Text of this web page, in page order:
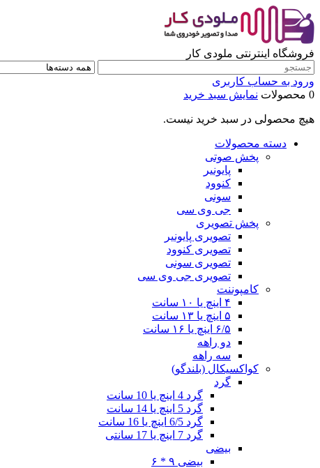
فروشگاه اینترنتی ملودی کار
ورود به حساب کاربری
0 محصولات
نمایش سبد خرید
هیچ محصولی در سبد خرید نیست.
دسته محصولات
پخش صوتی
پایونیر
کنوود
سونی
جی وی سی
پخش تصویری
تصویری پایونیر
تصویری کنوود
تصویری سونی
تصویری جی وی سی
کامپوننت
۴ اینچ یا ۱۰ سانت
۵ اینچ یا ۱۳ سانت
۶/۵ اینچ یا ۱۶ سانت
دو راهه
سه راهه
کواکسیکال (بلندگو)
گرد
گرد 4 اینچ یا 10 سانت
گرد 5 اینچ یا 14 سانت
گرد 6/5 اینچ یا 16 سانت
گرد 7 اینچ یا 17 سانتی
بیضی
بیضی ۹ * ۶